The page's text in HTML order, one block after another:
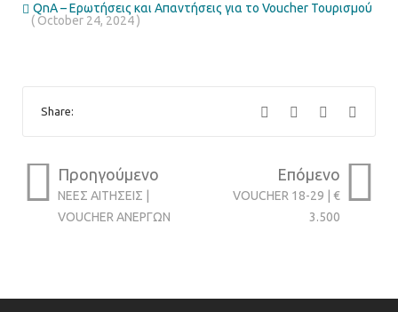
QnA – Ερωτήσεις και Απαντήσεις για το Voucher Τουρισμού
( October 24, 2024 )
Share:
Προηγούμενο
ΝΕΕΣ ΑΙΤΗΣΕΙΣ |
VOUCHER ΑΝΕΡΓΩΝ
Επόμενο
VOUCHER 18-29 | €
3.500